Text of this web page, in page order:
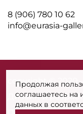
8 (906) 780 10 62
info@eurasia-
сopyright © 2020
Дизайн и
Продолжая
соглашаетесь на
данных в